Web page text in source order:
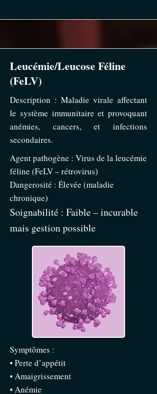
Leucémie/Leucose Féline
(FeLV)
Description : Maladie virale affectant
le système immunitaire et provoquant
anémies, cancers, et infections
secondaires.
Agent pathogène : Virus de la leucémie
féline (FeLV – rétrovirus)
Dangerosité : Élevée (maladie
chronique)
Soignabilité : Faible – incurable
mais gestion possible
Symptômes :
• Perte d’appétit
• Amaigrissement
• Anémie